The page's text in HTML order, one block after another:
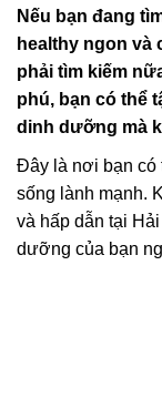
Nếu bạn đang
healthy ngon và
phải tìm kiếm
phú, bạn có thể
dinh dưỡng mà
Đây là nơi bạn có
sống lành mạnh.
và hấp dẫn tại
dưỡng của bạn